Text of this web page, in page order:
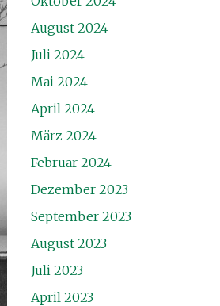
August 2024
Juli 2024
Mai 2024
April 2024
März 2024
Februar 2024
Dezember 2023
September 2023
August 2023
Juli 2023
April 2023